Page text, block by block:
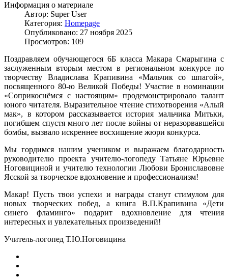
Информация о материале
Автор: Super User
Категория: Homepage
Опубликовано: 27 ноября 2025
Просмотров: 109
Поздравляем обучающегося 6Б класса Макара Смарыгина с
заслуженным вторым местом в региональном конкурсе по
творчеству Владислава Крапивина «Мальчик со шпагой»,
посвященного 80-ю Великой Победы! Участие в номинации
«Соприкоснёмся с настоящим» продемонстрировало талант
юного читателя. Выразительное чтение стихотворения «Алый
мак», в котором рассказывается история мальчика Митьки,
погибшем спустя много лет после войны от неразорвавшейся
бомбы, вызвало искреннее восхищение жюри конкурса.
Мы гордимся нашим учеником и выражаем благодарность
руководителю проекта учителю-логопеду Татьяне Юрьевне
Ноговициной и учителю технологии Любови Брониславовне
Ясской за творческое вдохновение и профессионализм!
Макар! Пусть твои успехи и награды станут стимулом для
новых творческих побед, а книга В.П.Крапивина «Дети
синего фламинго» подарит вдохновление для чтения
интересных и увлекательных произведений!
Учитель-логопед Т.Ю.Ноговицина